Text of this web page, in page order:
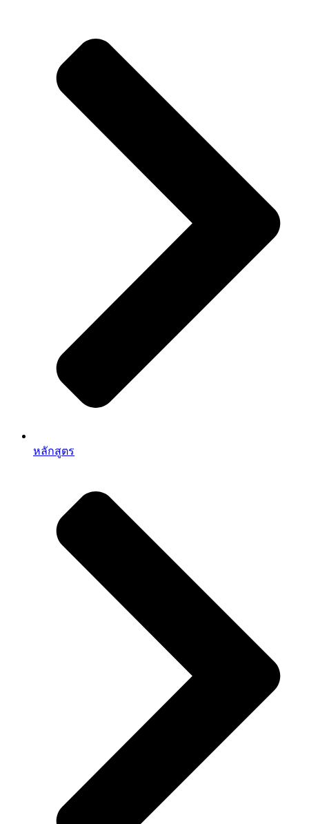
หลักสูตร